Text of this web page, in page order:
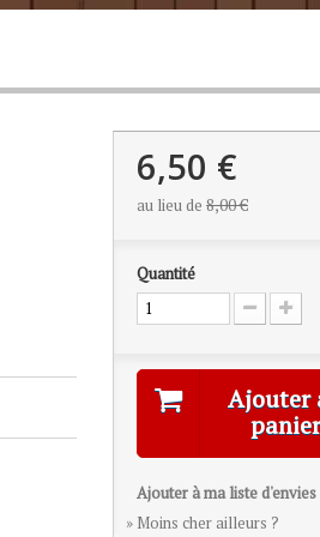
6,50 €
au lieu de 8,00 €
Quantité
Ajouter
panier
Ajouter à ma liste d'envies
» Moins cher ailleurs ?